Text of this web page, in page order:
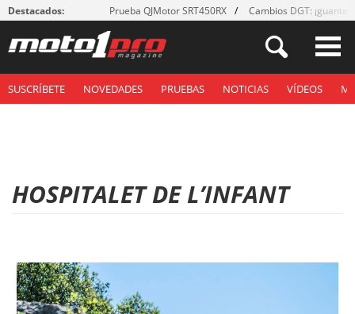
Destacados: Prueba QJMotor SRT450RX Cambios DGT: ¡guantes!
SUSCRÍBETE NOVEDADES PRUEBAS NOTICIAS VÍDEOS
HOSPITALET DE L’INFANT